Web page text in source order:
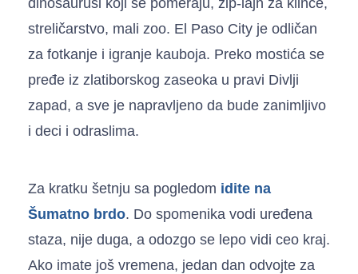
streličarstvo, mali zoo. El Paso City je odličan
za fotkanje i igranje kauboja. Preko mostića se
pređe iz zlatiborskog zaseoka u pravi Divlji
zapad, a sve je napravljeno da bude zanimljivo
i deci i odraslima.
Za kratku šetnju sa pogledom idite na
Šumatno brdo. Do spomenika vodi uređena
staza, nije duga, a odozgo se lepo vidi ceo kraj.
Ako imate još vremena, jedan dan odvojte za